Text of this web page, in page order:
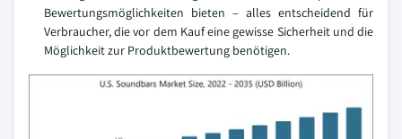
Bewertungsmöglichkeiten bieten – alles entscheidend für
Verbraucher, die vor dem Kauf eine gewisse Sicherheit und die
Möglichkeit zur Produktbewertung benötigen.